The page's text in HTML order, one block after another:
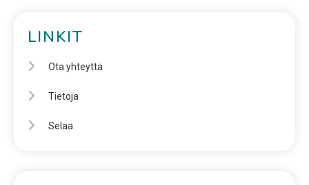
LINKIT
Ota yhteyttä
Tietoja
Selaa